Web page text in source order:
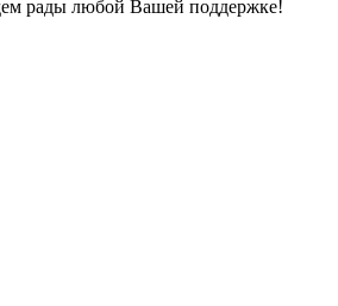
рады любой Вашей поддержке!